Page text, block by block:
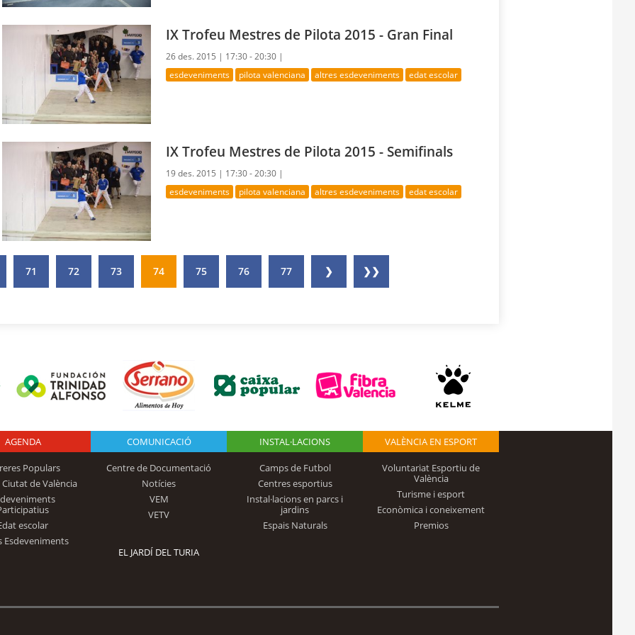
IX Trofeu Mestres de Pilota 2015 - Gran Final
26 des. 2015 | 17:30 - 20:30 |
esdeveniments pilota valenciana altres esdeveniments edat escolar
IX Trofeu Mestres de Pilota 2015 - Semifinals
19 des. 2015 | 17:30 - 20:30 |
esdeveniments pilota valenciana altres esdeveniments edat escolar
71 72 73 74 75 76 77 ❯ ❯❯
Logo Fundación
Trinidad Alfonso
AGENDA
Populars
de València
escolar
Esdeveniments
COMUNICACIÓ
Centre de Documentació
Notícies
VEM
VETV
INSTAL·LACIONS
Camps de Futbol
Centres esportius
Instal·lacions en parcs i
jardins
Espais Naturals
VALÈNCIA EN ESPORT
Voluntariat Esportiu de
València
Turisme i esport
Econòmica i coneixement
Premios
EL JARDÍ DEL TURIA